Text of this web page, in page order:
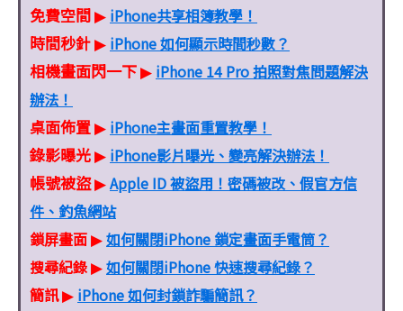
免費空間▶ iPhone共享相簿教學！
時間秒針▶ iPhone 如何顯示時間秒數？
相機畫面閃一下▶ iPhone 14 Pro 拍照對焦問題解決
辦法！
桌面佈置▶ iPhone主畫面重置教學！
錄影曝光▶ iPhone影片曝光、變亮解決辦法！
帳號被盜▶Apple ID 被盜用！密碼被改、假官方信
件、釣魚網站
鎖屏畫面▶如何關閉iPhone 鎖定畫面手電筒？
搜尋紀錄▶如何關閉iPhone 快速搜尋紀錄？
簡訊▶ iPhone 如何封鎖詐騙簡訊？